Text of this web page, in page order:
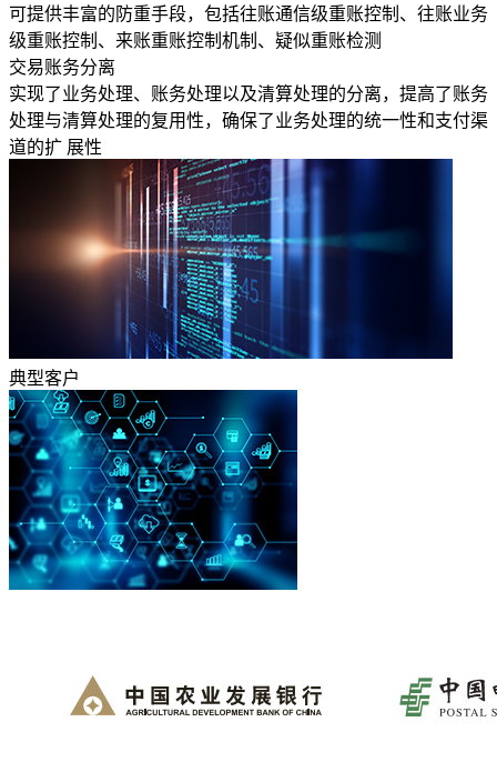
可提供丰富的防重手段，包括往账通信级重账控制、往账业务
级重账控制、来账重账控制机制、疑似重账检测
交易账务分离
实现了业务处理、账务处理以及清算处理的分离，提高了账务
处理与清算处理的复用性，确保了业务处理的统一性和支付渠
道的扩 展性
典型客户